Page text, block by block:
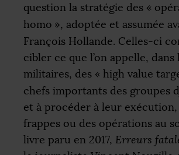
question la stratégie des «
homo », adoptée et assumée
François Hollande. Celles-ci
cibler ce que l’on appelle,
militaires, des « high value
chefs importants des groupes
et à procéder à leur exécution,
frappes ou des opérations au
livre paru en 2017, Erreurs